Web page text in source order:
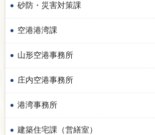
砂防・災害対策課
空港港湾課
山形空港事務所
庄内空港事務所
港湾事務所
建築住宅課（営繕室）